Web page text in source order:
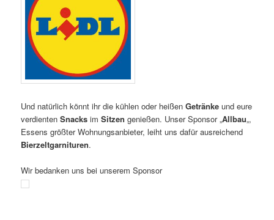
Und natürlich könnt ihr die kühlen oder heißenGetränke und eure
verdientenSnacks imSitzen genießen. Unser Sponsor „Allbau„,
Essens größter Wohnungsanbieter, leiht uns dafür ausreichend
Bierzeltgarnituren.
Wir bedanken uns bei unserem Sponsor